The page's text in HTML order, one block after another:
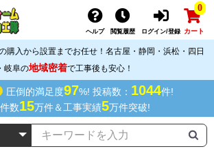
ヘルプ 閲覧履歴 ログイン/登録
0
カート
購入から設置までお任せ！名古屋・静岡・浜松・四日
岐阜の地域密着で工事後も安心！
圧倒的満足度97%! 投稿数： 1044件!
数15万件＆工事実績5万件突破!